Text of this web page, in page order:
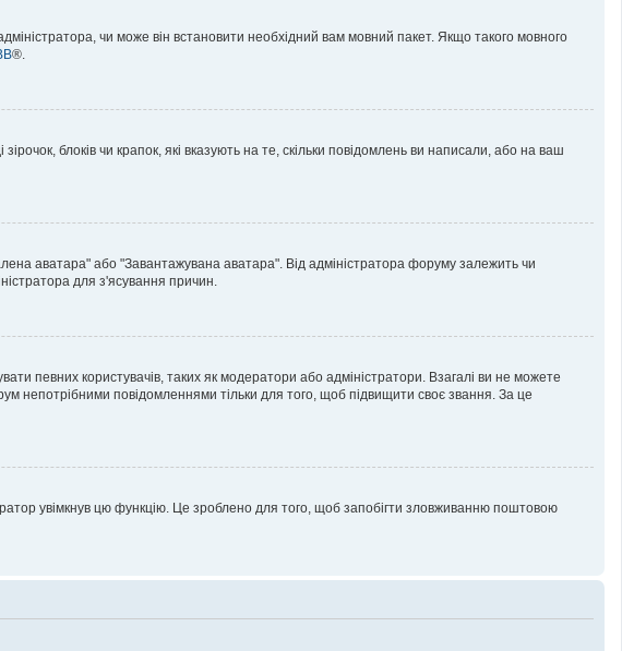
чи може він встановити необхідний вам мовний пакет. Якщо такого мовного
®.
блоків чи крапок, які вказують на те, скільки повідомлень ви написали, або на ваш
аватара" або "Завантажувана аватара". Від адміністратора форуму залежить чи
для з'ясування причин.
певних користувачів, таких як модератори або адміністратори. Взагалі ви не можете
непотрібними повідомленнями тільки для того, щоб підвищити своє звання. За це
увімкнув цю функцію. Це зроблено для того, щоб запобігти зловживанню поштовою